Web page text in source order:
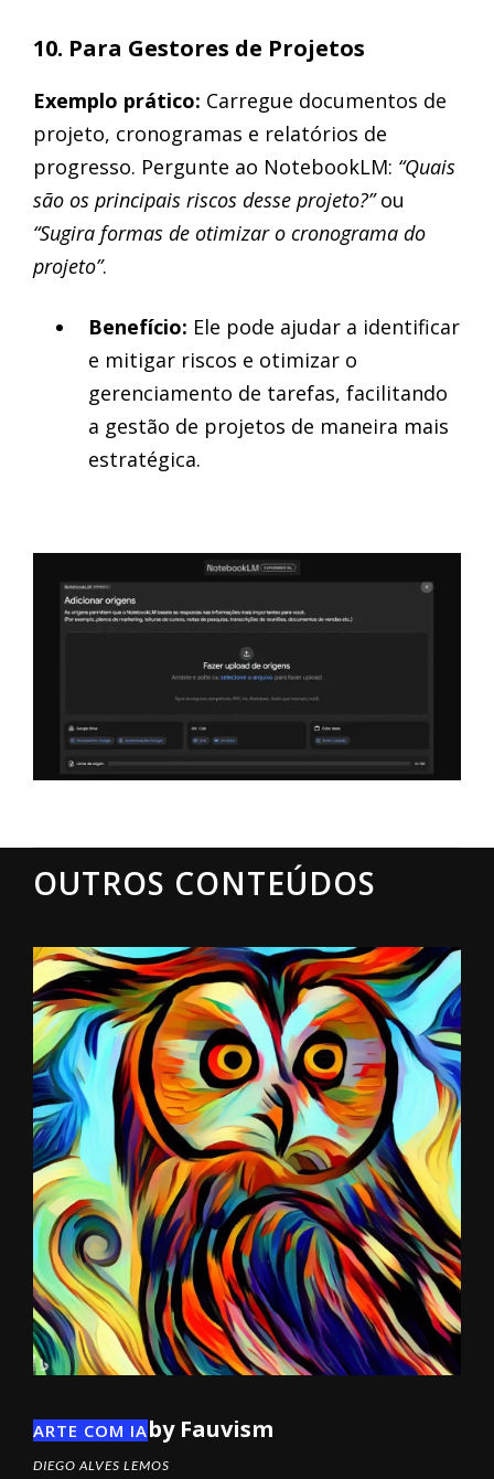
10. Para Gestores de Projetos
Exemplo prático: Carregue documentos de
projeto, cronogramas e relatórios de
progresso. Pergunte ao NotebookLM: “Quais
são os principais riscos desse projeto?”ou
“Sugira formas de otimizar o cronograma do
projeto”.
Benefício: Ele pode ajudar a identificar
e mitigar riscos e otimizar o
gerenciamento de tarefas, facilitando
a gestão de projetos de maneira mais
estratégica.
OUTROS CONTEÚDOS
ARTE COM IAby Fauvism
DIEGO ALVES LEMOS